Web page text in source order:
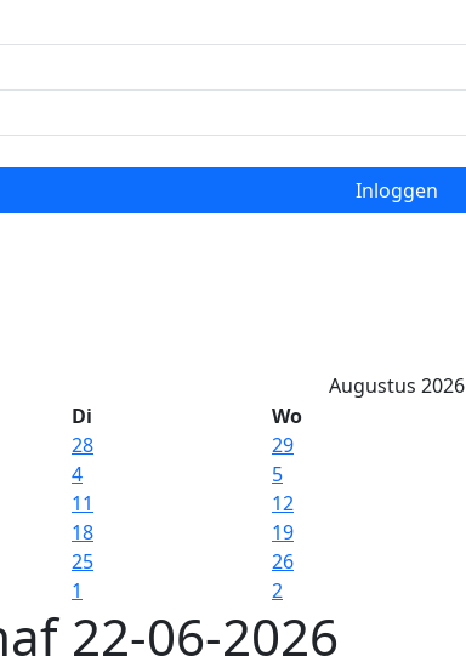
Inloggen
Augustus 2026
Di Wo
28 29
4 5
11 12
18 19
25 26
1 2
22-06-2026